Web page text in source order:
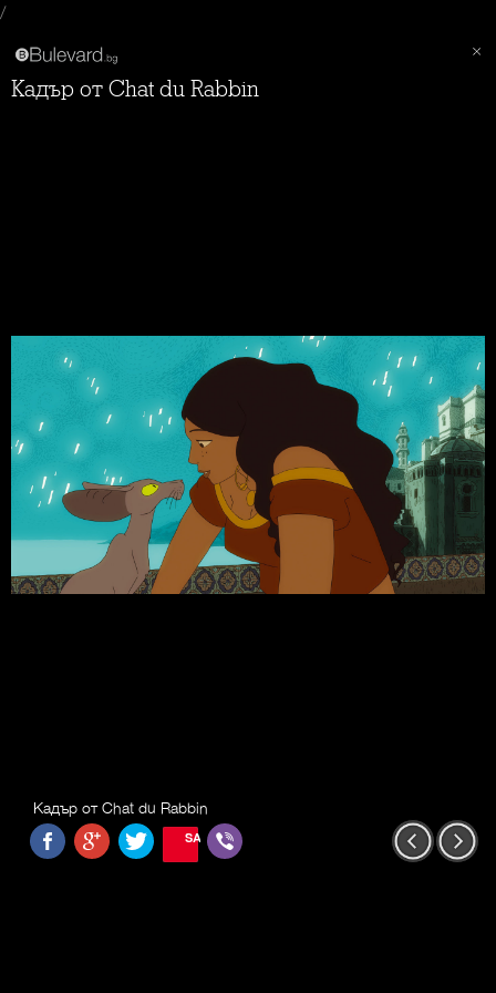
/
Кадър от Chat du Rabbin
Кадър от Chat du Rabbin
SAVE